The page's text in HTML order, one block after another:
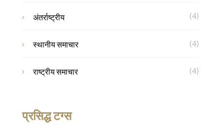
अंतर्राष्ट्रीय (4)
स्थानीय समाचार (4)
राष्ट्रीय समाचार (4)
प्रसिद्ध टग्स